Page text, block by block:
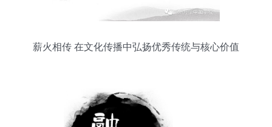
薪火相传 在文化传播中弘扬优秀传统与核心价值